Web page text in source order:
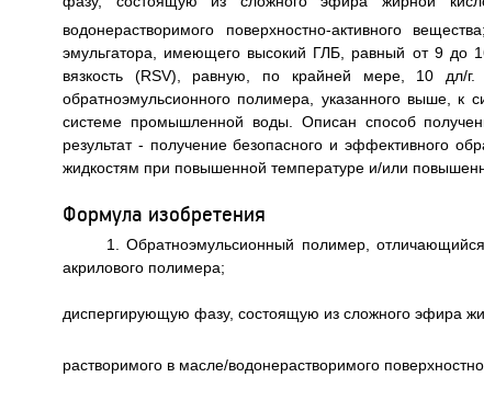
водонерастворимого поверхностно-активного
эмульгатора, имеющего высокий ГЛБ, равный от 9 до
вязкость (RSV), равную, по крайней мере, 10 дл/
обратноэмульсионного полимера, указанного выше,
системе промышленной воды. Описан способ
результат - получение безопасного и эффективного
жидкостям при повышенной температуре и/или
Формула изобретения
1. Обратноэмульсионный полимер,
акрилового полимера;
диспергирующую фазу, состоящую из сложного эфира
растворимого в масле/водонерастворимого